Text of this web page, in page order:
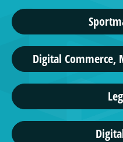
Digital Commerce,